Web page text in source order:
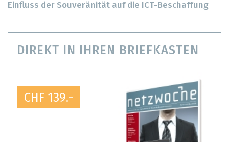
Einfluss der Souveränität auf die ICT-Beschaffung
DIREKT IN IHREN BRIEFKASTEN
CHF 139.-